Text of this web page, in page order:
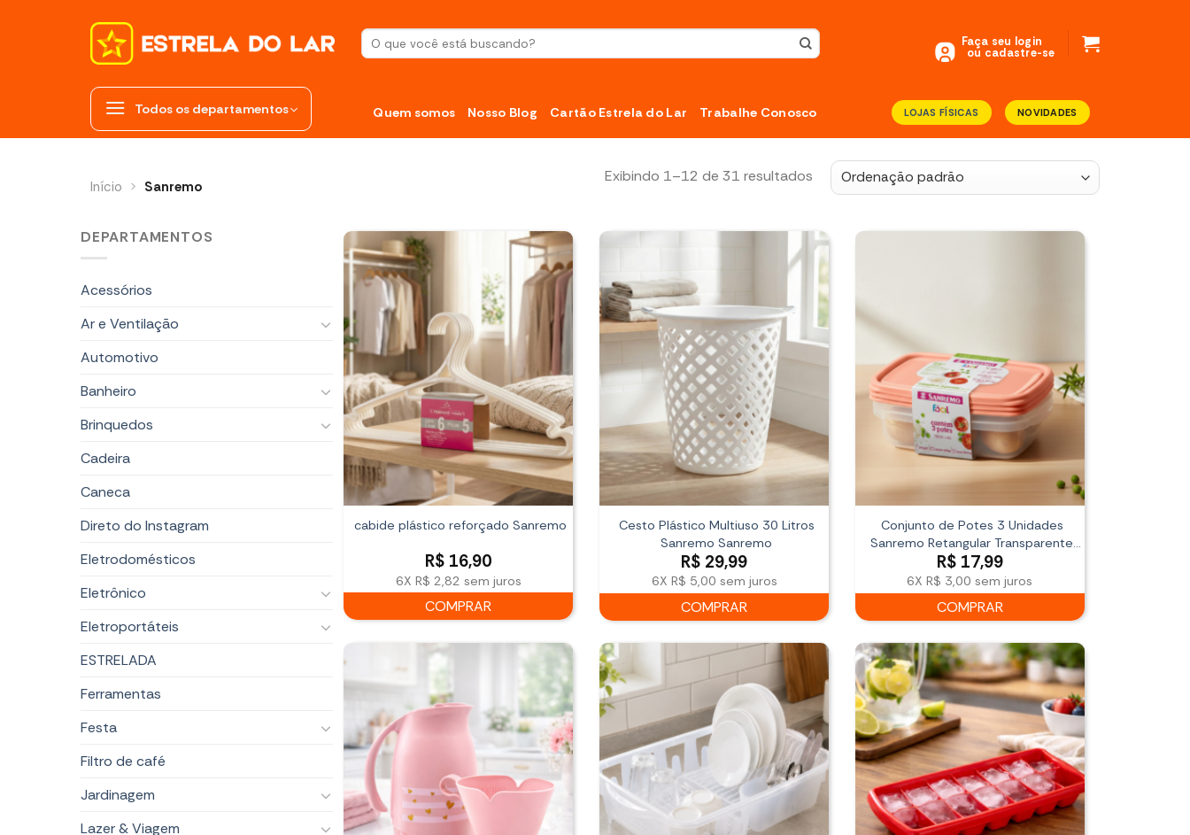
Pesquisar
por:
Faça seu login
ou cadastre-se
Todos os departamentos Quem somos Nosso Blog Cartão Estrela do Lar Trabalhe Conosco LOJAS FÍSICAS NOVIDADES
Início > Sanremo
Exibindo 1–12 de 31 resultados
DEPARTAMENTOS
Acessórios
Ar e Ventilação
Automotivo
Banheiro
Brinquedos
Cadeira
Caneca
Direto do Instagram
Eletrodomésticos
Eletrônico
Eletroportáteis
ESTRELADA
Ferramentas
Festa
Filtro de café
Jardinagem
Lazer & Viagem
cabide plástico reforçado Sanremo
R$ 16,90
6X R$ 2,82 sem juros
COMPRAR
Cesto Plástico Multiuso 30 Litros
Sanremo Sanremo
R$ 29,99
6X R$ 5,00 sem juros
COMPRAR
Conjunto de Potes 3 Unidades
Sanremo Retangular Transparente
com Tampa
R$17,99
6XR$ 3,00 sem juros
COMPRAR